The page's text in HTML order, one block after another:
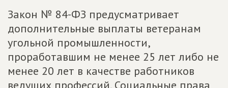
Закон № 84-ФЗ предусматривает
дополнительные выплаты ветеранам
угольной промышленности,
проработавшим не менее 25 лет либо не
менее 20 лет в качестве работников
ведущих профессий. Социальные права